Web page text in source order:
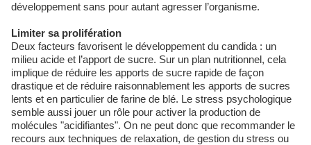
développement sans pour autant agresser l’organisme.
Limiter sa prolifération
Deux facteurs favorisent le développement du candida : un
milieu acide et l’apport de sucre. Sur un plan nutritionnel, cela
implique de réduire les apports de sucre rapide de façon
drastique et de réduire raisonnablement les apports de sucres
lents et en particulier de farine de blé. Le stress psychologique
semble aussi jouer un rôle pour activer la production de
molécules "acidifiantes". On ne peut donc que recommander le
recours aux techniques de relaxation, de gestion du stress ou